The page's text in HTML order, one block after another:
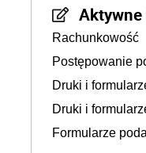
Rachunkowość
Postępowanie
Druki i
Druki i
Formularze